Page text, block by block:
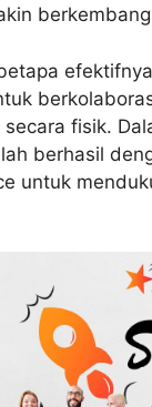
fisik.
berhasil
untuk